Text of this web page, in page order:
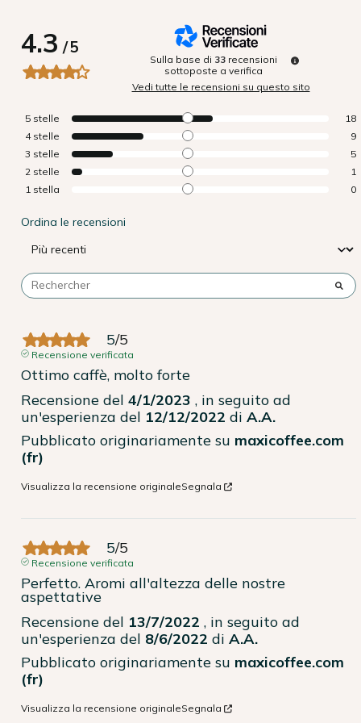
4.3/5
Sulla base di 33 recensioni
sottoposte a verifica
Vedi tutte le recensioni su questo sito
5 stelle
18
4 stelle
9
3 stelle
5
2 stelle
1
1 stella 0
Ordina le recensioni
5/5
Recensione verificata
Ottimo caffè, molto forte
Recensione del 4/1/2023 , in seguito ad
un'esperienza del 12/12/2022 di A.A.
Pubblicato originariamente su maxicoffee.com
(fr)
Visualizza la recensione originaleSegnala
5/5
Recensione verificata
Perfetto. Aromi all'altezza delle nostre
aspettative
Recensione del 13/7/2022 , in seguito ad
un'esperienza del 8/6/2022 di A.A.
Pubblicato originariamente su maxicoffee.com
(fr)
Visualizza la recensione originaleSegnala